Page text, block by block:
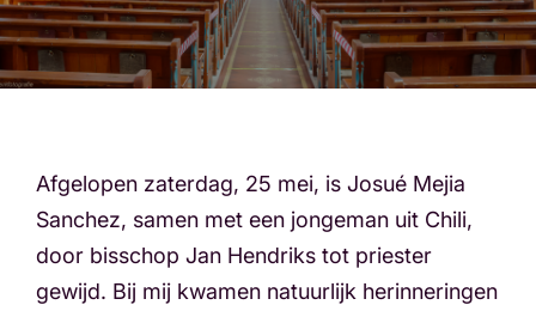
Afgelopen zaterdag, 25 mei, is Josué Mejia
Sanchez, samen met een jongeman uit Chili,
door bisschop Jan Hendriks tot priester
gewijd. Bij mij kwamen natuurlijk herinneringen